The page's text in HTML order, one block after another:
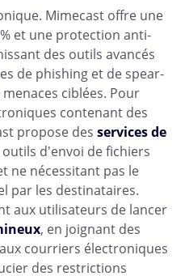
Mimecast offre une
et une protection anti-
des outils avancés
de phishing et de spear-
ciblées. Pour
contenant des
propose des services de
outils d'envoi de fichiers
ne nécessitant pas le
par les destinataires.
aux utilisateurs de lancer
, en joignant des
courriers électroniques
des restrictions